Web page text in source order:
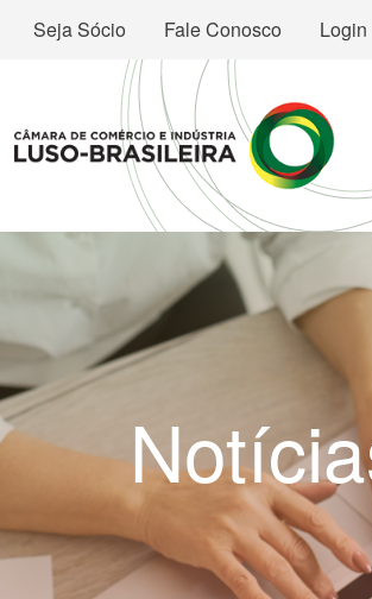
Seja Sócio Fale Conosco Login